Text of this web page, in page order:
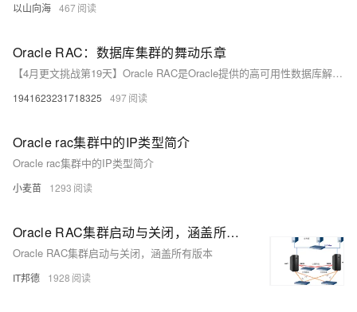
以山向海 467
Oracle RAC：数据库集群的舞动乐章
【4月更文挑战第19天】Oracle RAC是Oracle提供的高可用性数据库解决方案，允许多个实例共享同一数据库，确保业务连续性和数据完整性。通过集群件和全局缓存服务实现服务器间的协调和通信。RAC提供高可用性，通过故障转移应对故障，同时提升性能，多个实例并行处理请求。作为数据管理员，理解RAC的架构和管理至关重要，以发挥其在数据管理中的最大价值。
1941623231718325 497
Oracle rac集群中的IP类型简介
Oracle rac集群中的IP类型简介
小麦苗 1293
Oracle RAC集群启动与关闭，涵盖所有版本
Oracle RAC集群启动与关闭，涵盖所有版本
IT邦德 1928